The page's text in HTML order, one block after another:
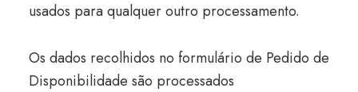
usados para qualquer outro processamento.
Os dados recolhidos no formulário de Pedido de
Disponibilidade são processados